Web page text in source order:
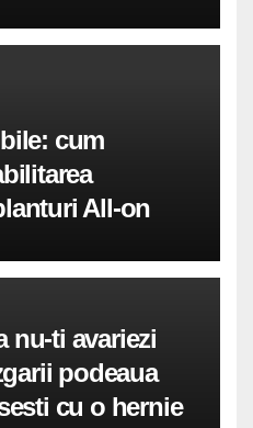
cum
All-on
nu-ti avariezi
podeaua
cu o hernie